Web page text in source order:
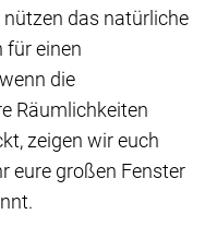
nützen das natürliche
für einen
die
Räumlichkeiten
zeigen wir euch
eure großen Fenster